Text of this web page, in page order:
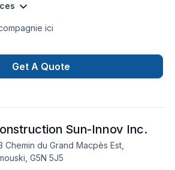
ici
Get A Quote
Sun-Innov Inc.
Chemin du Grand Macpès Est,
G5N 5J5